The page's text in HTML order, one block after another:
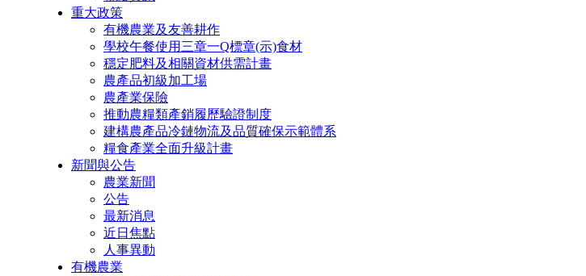
重大政策
有機農業及友善耕作
學校午餐使用三章一Q標章(示)食材
穩定肥料及相關資材供需計畫
農產品初級加工場
農產業保險
推動農糧類產銷履歷驗證制度
建構農產品冷鏈物流及品質確保示範體系
糧食產業全面升級計畫
新聞與公告
農業新聞
公告
最新消息
近日焦點
人事異動
有機農業